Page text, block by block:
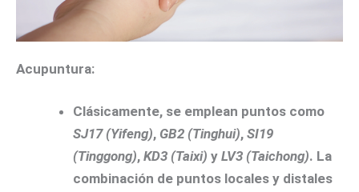
Acupuntura:
Clásicamente, se emplean puntos como
SJ17 (Yifeng), GB2 (Tinghui), SI19
(Tinggong), KD3 (Taixi) y LV3 (Taichong). La
combinación de puntos locales y distales